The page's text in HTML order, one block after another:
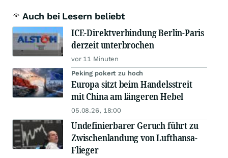
Auch bei Lesern beliebt
ICE-Direktverbindung Berlin-Paris
derzeit unterbrochen
vor 11 Minuten
Peking pokert zu hoch
Europa sitzt beim Handelsstreit
mit China am längeren Hebel
05.08.26, 18:00
Undefinierbarer Geruch führt zu
Zwischenlandung von Lufthansa-
Flieger